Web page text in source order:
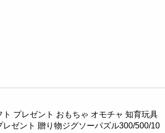
プレゼント おもちゃ オモチャ 知育玩具
ゼント 贈り物ジグソーパズル300/500/10